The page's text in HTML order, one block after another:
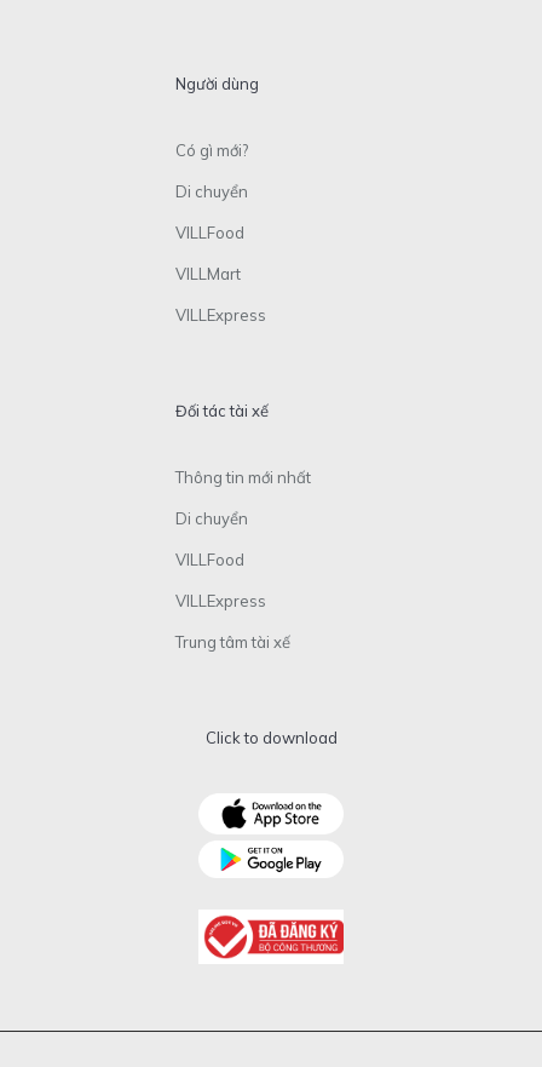
Người dùng
Có gì mới?
Di chuyển
VILLFood
VILLMart
VILLExpress
Đối tác tài xế
Thông tin mới nhất
Di chuyển
VILLFood
VILLExpress
Trung tâm tài xế
Click to download